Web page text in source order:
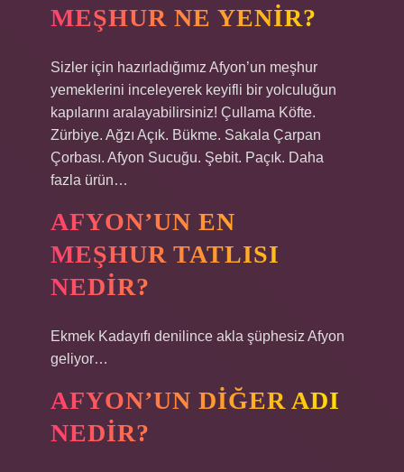
MEŞHUR NE YENIR?
Sizler için hazırladığımız Afyon’un meşhur
yemeklerini inceleyerek keyifli bir yolculuğun
kapılarını aralayabilirsiniz! Çullama Köfte.
Zürbiye. Ağzı Açık. Bükme. Sakala Çarpan
Çorbası. Afyon Sucuğu. Şebit. Paçık. Daha
fazla ürün…
AFYON’UN EN
MEŞHUR TATLISI
NEDIR?
Ekmek Kadayıfı denilince akla şüphesiz Afyon
geliyor…
AFYON’UN DIĞER ADI
NEDIR?